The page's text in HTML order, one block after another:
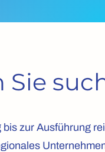
Sie
zur Ausführung